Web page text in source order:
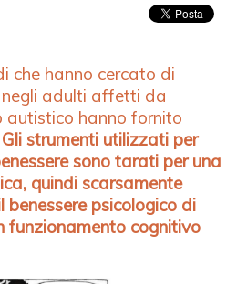
che hanno cercato di
negli adulti affetti da
hanno fornito
Gli strumenti utilizzati per
sono tarati per una
quindi scarsamente
psicologico di
funzionamento cognitivo